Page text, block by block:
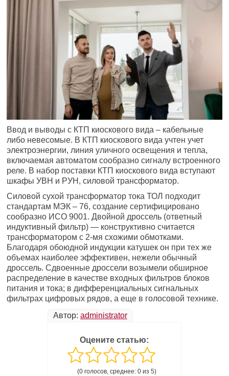
Ввод и выводы с КТП киоскового вида – кабельные
либо невесомые. В КТП киоскового вида учтен учет
электроэнергии, линия уличного освещения и тепла,
включаемая автоматом сообразно сигналу встроенного
реле. В набор поставки КТП киоскового вида вступают
шкафы УВН и РУН, силовой трансформатор.
Силовой сухой трансформатор тока ТОЛ подходит
стандартам МЭК – 76, создание сертифицировано
сообразно ИСО 9001. Двойной дроссель (ответный
индуктивный фильтр) — конструктивно считается
трансформатором с 2-мя схожими обмотками.
Благодаря обоюдной индукции катушек он при тех же
объемах наиболее эффективен, нежели обычный
дроссель. Сдвоенные дроссели возымели обширное
распределение в качестве входных фильтров блоков
питания и тока; в дифференциальных сигнальных
фильтрах цифровых рядов, а еще в голосовой технике.
Автор: administrator
Оцените статью:
(0 голосов, среднее: 0 из 5)